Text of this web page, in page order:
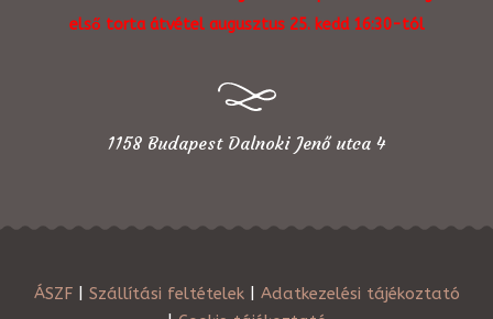
első torta átvétel augusztus 25. kedd 16:30-tól
1158 Budapest Dalnoki Jenő utca 4
ÁSZF| Szállítási feltételek| Adatkezelési tájékoztató